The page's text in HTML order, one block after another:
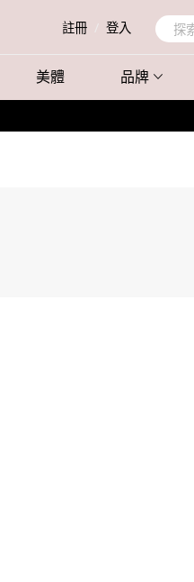
註冊 登入 探
美體 品牌